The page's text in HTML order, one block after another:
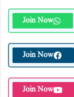
Join Now
Join Now
Join Now